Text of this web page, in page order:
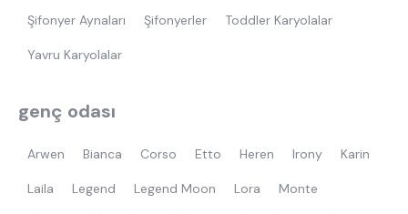
Şifonyer Aynaları Şifonyerler Toddler Karyolalar
Yavru Karyolalar
genç odası
Arwen Bianca Corso Etto Heren Irony Karin
Laila Legend Legend Moon Lora Monte